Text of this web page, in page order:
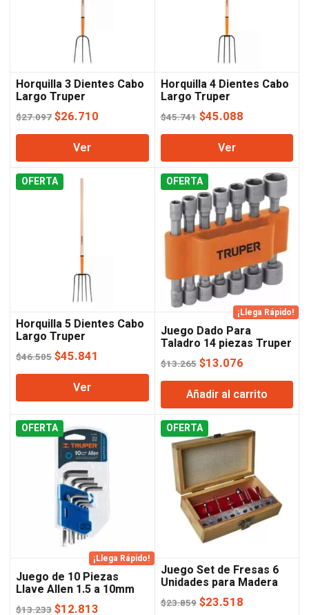
Horquilla 3 Dientes Cabo
Largo Truper
$27.097 El
precio
original
era:
$27.097.
$26.710
precio
es:
Ver
Horquilla 4 Dientes Cabo
Largo Truper
$45.741 El
precio
original
era:
$45.741.
$45.088El
precio
es:
$45.088.
Ver
OFERTA
Horquilla 5 Dientes Cabo
Largo Truper
$46.505 El
precio
original
era:
$46.505.
$45.841
precio
es:
Ver
OFERTA
¡Llega Rápido!
Juego Dado Para
Taladro 14 piezas Truper
$13.265 El
precio
original
era:
$13.265.
$13.076El
precio
actual
es:
$13.076.
Añadir al carrito
OFERTA
¡Llega Rápido!
Juego de 10 Piezas
Llave Allen 1.5 a 10mm
Truper
$13.233 El
$12.813
OFERTA
Juego Set de Fresas 6
Unidades para Madera
Lusqtoff
$23.859 El
$23.518El